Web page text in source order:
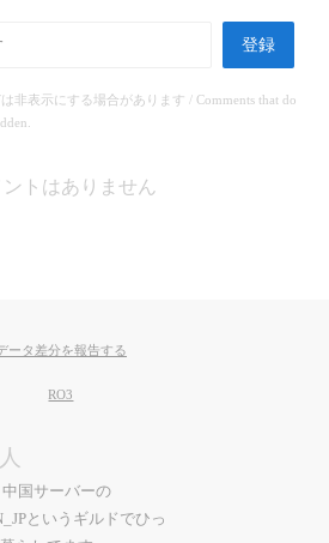
登録
非表示にする場合があります / Comments that do
ントはありません
ータ差分を報告する
RO3
中国サーバーの
というギルドでひっ